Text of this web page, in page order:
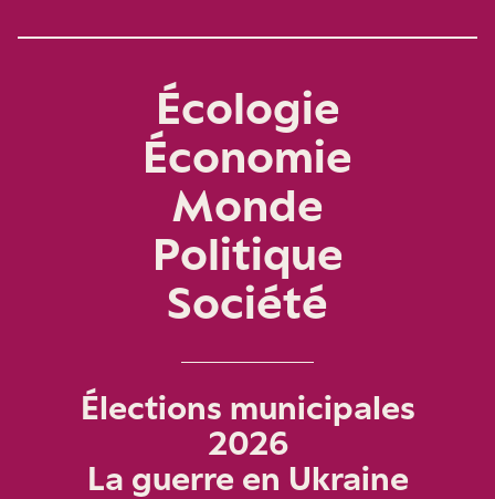
Écologie
Économie
Monde
Politique
Société
Élections municipales
2026
La guerre en Ukraine